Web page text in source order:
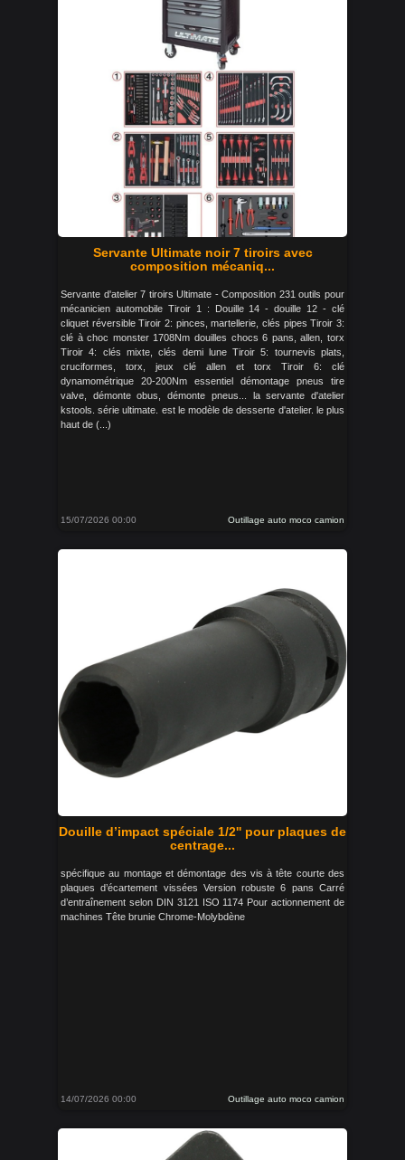
Servante Ultimate noir 7 tiroirs avec
composition mécaniq...
Servante d'atelier 7 tiroirs Ultimate - Composition 231 outils pour
mécanicien automobile Tiroir 1 : Douille 14 - douille 12 - clé
cliquet réversible Tiroir 2: pinces, martellerie, clés pipes Tiroir 3:
clé à choc monster 1708Nm douilles chocs 6 pans, allen, torx
Tiroir 4: clés mixte, clés demi lune Tiroir 5: tournevis plats,
cruciformes, torx, jeux clé allen et torx Tiroir 6: clé
dynamométrique 20-200Nm essentiel démontage pneus tire
valve, démonte obus, démonte pneus... la servante d'atelier
kstools. série ultimate. est le modèle de desserte d'atelier. le plus
haut de (...)
15/07/2026 00:00 Outillage auto moco camion
Douille d’impact spéciale 1/2'' pour plaques de
centrage...
spécifique au montage et démontage des vis à tête courte des
plaques d’écartement vissées Version robuste 6 pans Carré
d’entraînement selon DIN 3121 ISO 1174 Pour actionnement de
machines Tête brunie Chrome-Molybdène
14/07/2026 00:00 Outillage auto moco camion